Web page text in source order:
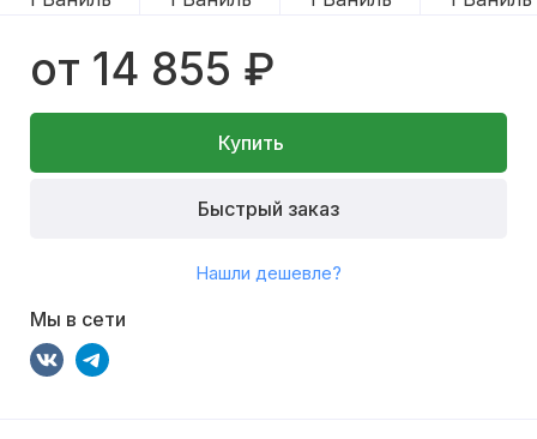
от 14 855 ₽
Купить
Быстрый заказ
Нашли дешевле?
Мы в сети